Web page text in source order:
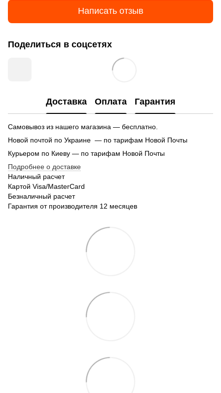
Написать отзыв
Поделиться в соцсетях
Доставка Оплата Гарантия
Самовывоз из нашего магазина — бесплатно.
Новой почтой по Украине — по тарифам Новой Почты
Курьером по Киеву — по тарифам Новой Почты
Подробнее о доставке
Наличный расчет
Картой Visa/MasterCard
Безналичный расчет
Гарантия от производителя 12 месяцев